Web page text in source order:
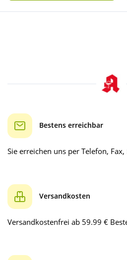
Bestens erreichbar
Sie erreichen uns per Telefon,
Versandkosten
Versandkostenfrei ab 59.99 €